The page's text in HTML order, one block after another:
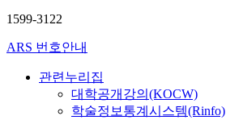
1599-3122
ARS 번호안내
관련누리집
대학공개강의(KOCW)
학술정보통계시스템(Rinfo)